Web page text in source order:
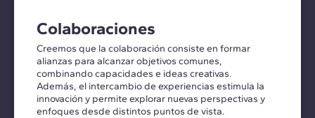
Colaboraciones
Creemos que la colaboración consiste en formar
alianzas para alcanzar objetivos comunes,
combinando capacidades e ideas creativas.
Además, el intercambio de experiencias estimula la
innovación y permite explorar nuevas perspectivas y
enfoques desde distintos puntos de vista.